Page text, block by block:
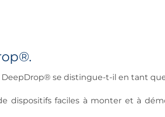
se distingue-t-il en tant
dispositifs faciles à monter et à